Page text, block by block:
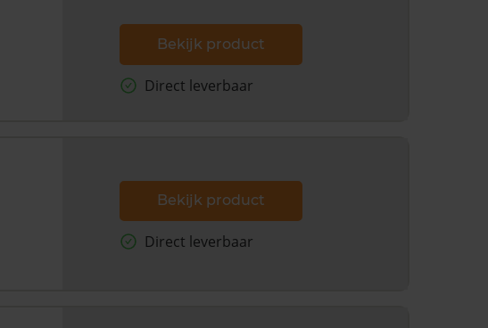
Bekijk product
Direct leverbaar
Bekijk product
Direct leverbaar